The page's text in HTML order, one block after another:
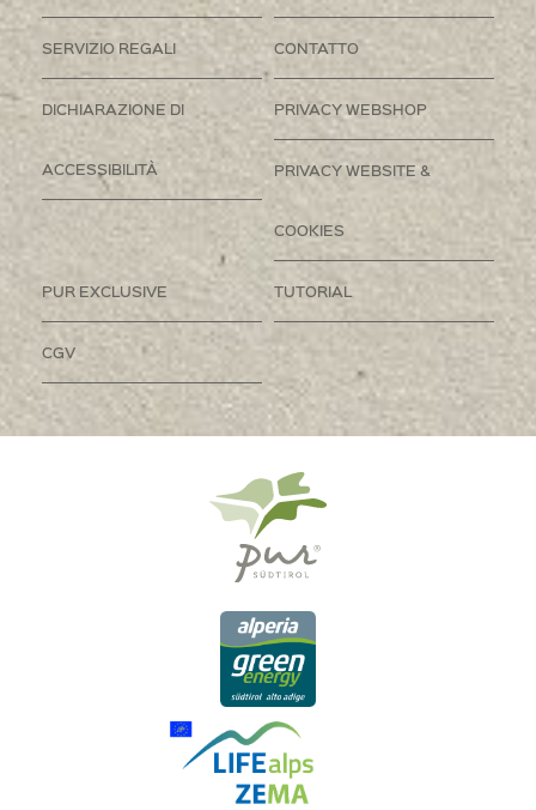
SERVIZIO REGALI CONTATTO
DICHIARAZIONE DI
ACCESSIBILITÀ
PRIVACY WEBSHOP
PRIVACY WEBSITE &
COOKIES
PUR EXCLUSIVE TUTORIAL
CGV